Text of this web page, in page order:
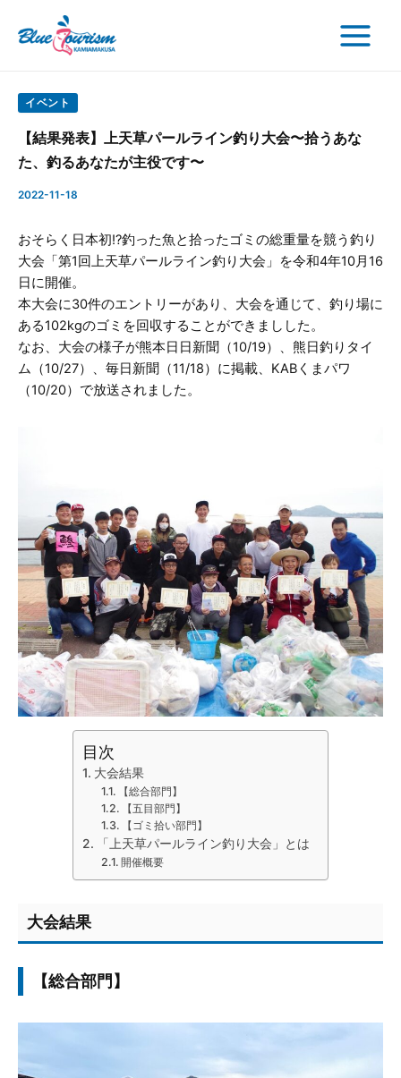
Menu
イベント
【結果発表】上天草パールライン釣り大会〜拾うあな
た、釣るあなたが主役です〜
2022-11-18
おそらく日本初!?釣った魚と拾ったゴミの総重量を競う釣り
大会「第1回上天草パールライン釣り大会」を令和4年10月16
日に開催。
本大会に30件のエントリーがあり、大会を通じて、釣り場に
ある102kgのゴミを回収することができましした。
なお、大会の様子が熊本日日新聞（10/19）、熊日釣りタイ
ム（10/27）、毎日新聞（11/18）に掲載、KABくまパワ
（10/20）で放送されました。
目次
大会結果
【総合部門】
【五目部門】
【ゴミ拾い部門】
「上天草パールライン釣り大会」とは
開催概要
大会結果
【総合部門】
navigation
索